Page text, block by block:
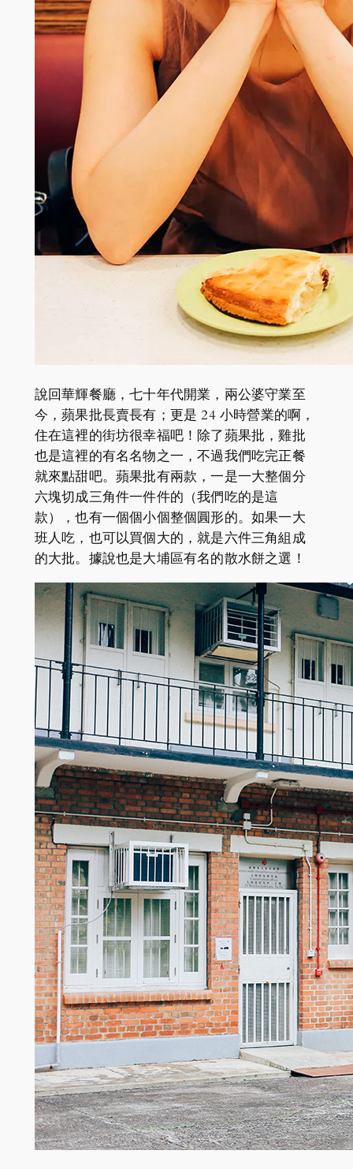
說回華輝餐廳，七十年代開業，兩公婆守業至
今，蘋果批長賣長有；更是 24 小時營業的啊，
住在這裡的街坊很幸福吧！除了蘋果批，雞批
也是這裡的有名名物之一，不過我們吃完正餐
就來點甜吧。蘋果批有兩款，一是一大整個分
六塊切成三角件一件件的（我們吃的是這
款），也有一個個小個整個圓形的。如果一大
班人吃，也可以買個大的，就是六件三角組成
的大批。據說也是大埔區有名的散水餅之選！